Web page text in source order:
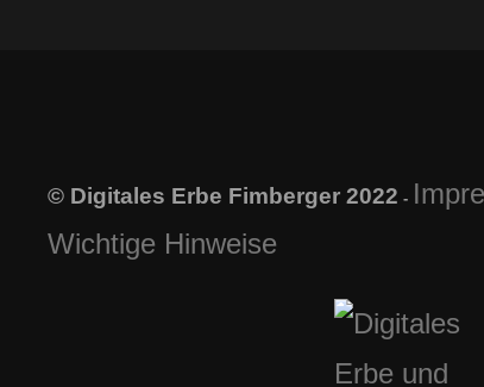
© Digitales Erbe Fimberger 2022 -
Wichtige Hinweise